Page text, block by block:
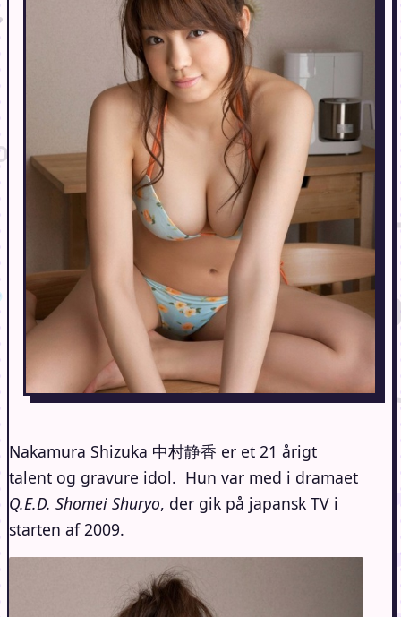
Nakamura Shizuka 中村静香 er et 21 årigt
talent og gravure idol. Hun var med i dramaet
Q.E.D. Shomei Shuryo, der gik på japansk TV i
starten af 2009.